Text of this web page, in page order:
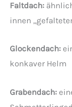
Faltdach:
innen
Glockendach:
konkaver Helm
Grabendach: